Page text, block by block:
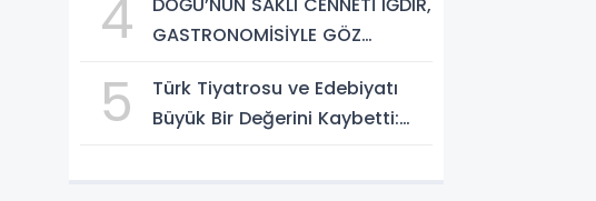
4
GASTRONOMİSİYLE GÖZ
ANADOLU KÜLTÜRÜNÜN
BULUŞMA NOKTASI
5
Türk Tiyatrosu ve Edebiyatı
Büyük Bir Değerini Kaybetti: